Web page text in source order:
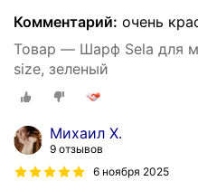
Комментарий: очень
Товар — Шарф Sela для
size, зеленый
Михаил Х.
9 отзывов
6 ноября 2025